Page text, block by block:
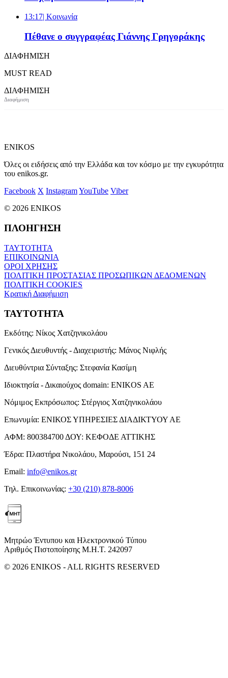
13:17| Κοινωνία
Πέθανε ο συγγραφέας Γιάννης Γρηγοράκης
ΔΙΑΦΗΜΙΣΗ
MUST READ
ΔΙΑΦΗΜΙΣΗ
ENIKOS
Όλες οι ειδήσεις από την Ελλάδα και τον κόσμο με την εγκυρότητα
του enikos.gr.
Facebook X InstagramYouTube Viber
© 2026 ENIKOS
ΠΛΟΗΓΗΣΗ
ΤΑΥΤΟΤΗΤΑ
ΕΠΙΚΟΙΝΩΝΙΑ
ΟΡΟΙ ΧΡΗΣΗΣ
ΠΟΛΙΤΙΚΗ ΠΡΟΣΤΑΣΙΑΣ ΠΡΟΣΩΠΙΚΩΝ ΔΕΔΟΜΕΝΩΝ
ΠΟΛΙΤΙΚΗ COOKIES
Κρατική Διαφήμιση
ΤΑΥΤΟΤΗΤΑ
Εκδότης: Νίκος Χατζηνικολάου
Γενικός Διευθυντής - Διαχειριστής: Μάνος Νιφλής
Διευθύντρια Σύνταξης: Στεφανία Κασίμη
Ιδιοκτησία - Δικαιούχος domain: ENIKOS AE
Νόμιμος Εκπρόσωπος: Στέργιος Χατζηνικολάου
Επωνυμία: ΕΝΙΚΟΣ ΥΠΗΡΕΣΙΕΣ ΔΙΑΔΙΚΤΥΟΥ ΑΕ
ΑΦΜ: 800384700 ΔΟΥ: ΚΕΦΟΔΕ ΑΤΤΙΚΗΣ
Έδρα: Πλαστήρα Νικολάου, Μαρούσι, 151 24
Email: info@enikos.gr
Τηλ. Επικοινωνίας: +30 (210) 878-8006
Μητρώο Έντυπου και Ηλεκτρονικού Τύπου
Αριθμός Πιστοποίησης Μ.Η.Τ. 242097
© 2026 ENIKOS - ALL RIGHTS RESERVED